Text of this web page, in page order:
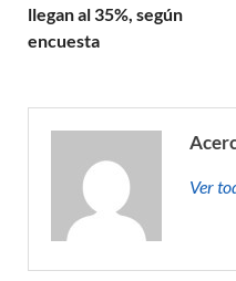
llegan al 35%, según
encuesta
Ver